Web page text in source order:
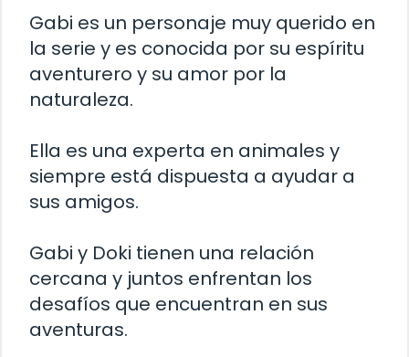
Gabi es un personaje muy querido en
la serie y es conocida por su espíritu
aventurero y su amor por la
naturaleza.
Ella es una experta en animales y
siempre está dispuesta a ayudar a
sus amigos.
Gabi y Doki tienen una relación
cercana y juntos enfrentan los
desafíos que encuentran en sus
aventuras.